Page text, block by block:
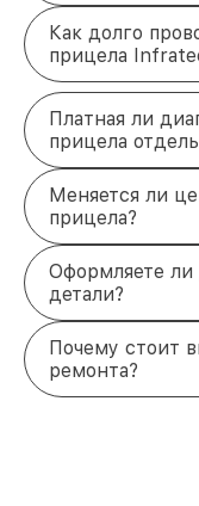
Как долго
прицела
Платная ли
прицела
Меняется ли
прицела?
Оформляете
детали?
Почему стоит
ремонта?